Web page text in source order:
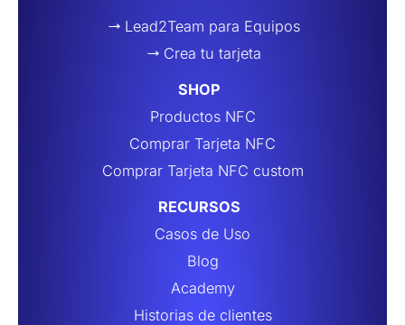
Lead2Team para Equipos
Crea tu tarjeta
SHOP
Productos NFC
Comprar Tarjeta NFC
Comprar Tarjeta NFC custom
RECURSOS
Casos de Uso
Blog
Academy
Historias de clientes